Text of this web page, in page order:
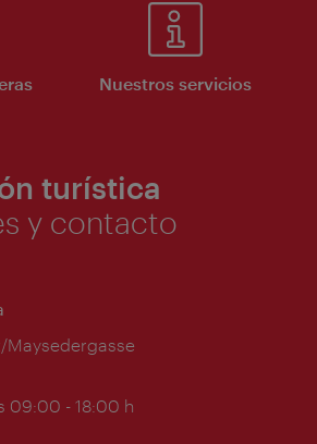
Nuestros servicios
turística
y contacto
09:00 - 18:00 h